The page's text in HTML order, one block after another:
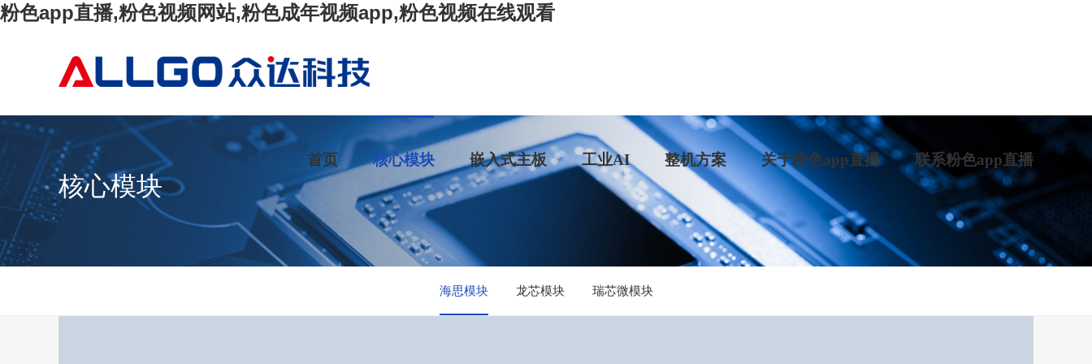
粉色app直播,粉色视频网站,粉色成年视频app,粉色视频在线观看
首页 核心模块 嵌入式主板 工业AI 整机方案 关于粉色app直播 联系粉色app直播
核心模块
海思模块 龙芯模块 瑞芯微模块